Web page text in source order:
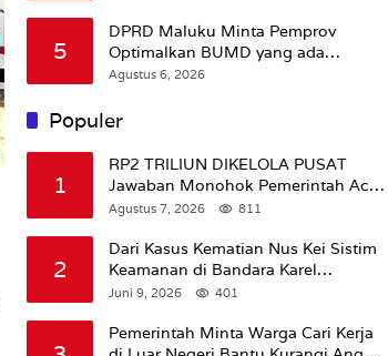
5
DPRD Maluku Minta Pemprov
Optimalkan BUMD yang ada
Ketimbang Menambah Baru
Agustus 6, 2026
Populer
1
RP2 TRILIUN DIKELOLA PUSAT
Jawaban Monohok Pemerintah Aceh
Usai Disorot Mentan Amran Soal
Agustus 7, 2026 811
2
Dari Kasus Kematian Nus Kei Sistim
Keamanan di Bandara Karel
Sadsuitubun Langgur
Juni 9, 2026 401
Pemerintah Minta Warga Cari Kerja